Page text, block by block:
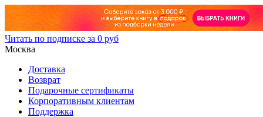
Читать по подписке за 0 руб
Москва
Доставка
Возврат
Подарочные сертификаты
Корпоративным клиентам
Поддержка